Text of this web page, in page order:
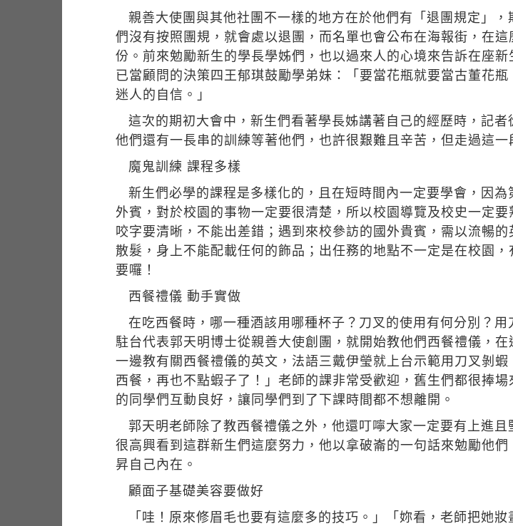
親善大使團與其他社團不一樣的地方在於他們有「退團規定」
們沒有按照團規，就會處以退團，而名單也會公布在海報街，在
份。前來勉勵新生的學長學姊們，也以過來人的心境來告訴在座
已當顧問的決策四王郁琪鼓勵學弟妹：「要當花瓶就要當古董花
迷人的自信。」
這次的期初大會中，新生們看著學長姊講著自己的經歷時，記
他們還有一長串的訓練等著他們，也許很艱難且辛苦，但走過這一
魔鬼訓練 課程多樣
新生們必學的課程是多樣化的，且在短時間內一定要學會，因
外賓，對於校園的事物一定要很清楚，所以校園導覽及校史一定
咬字要清晰，不能出差錯；遇到來校參訪的國外貴賓，需以流暢
散髮，身上不能配載任何的飾品；出任務的地點不一定是在校園
要囉！
西餐禮儀 動手實做
在吃西餐時，哪一種酒該用哪種杯子？刀叉的使用有何分別？
駐台代表郭天明博士從親善大使創團，就開始教他們西餐禮儀，
一邊教有關西餐禮儀的英文，法語三戴伊瑩就上台示範用刀叉剝
西餐，再也不點蝦子了！」老師的課非常受歡迎，舊生們都很捧
的同學們互動良好，讓同學們到了下課時間都不想離開。
郭天明老師除了教西餐禮儀之外，他還叮嚀大家一定要有上進
很高興看到這群新生們這麼努力，他以拿破崙的一句話來勉勵他
昇自己內在。
顧面子基礎美容要做好
「哇！原來修眉毛也要有這麼多的技巧。」「妳看，老師把她